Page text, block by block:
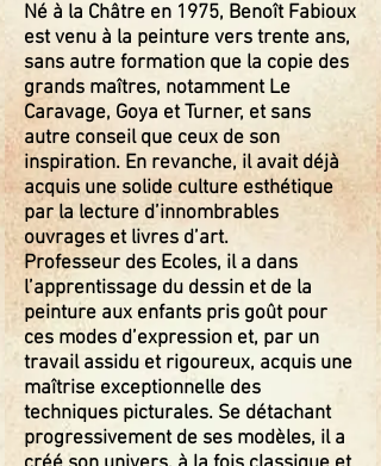
Né à la Châtre en 1975, Benoît Fabioux
est venu à la peinture vers trente ans,
sans autre formation que la copie des
grands maîtres, notamment Le
Caravage, Goya et Turner, et sans
autre conseil que ceux de son
inspiration. En revanche, il avait déjà
acquis une solide culture esthétique
par la lecture d’innombrables
ouvrages et livres d’art.
Professeur des Ecoles, il a dans
l’apprentissage du dessin et de la
peinture aux enfants pris goût pour
ces modes d’expression et, par un
travail assidu et rigoureux, acquis une
maîtrise exceptionnelle des
techniques picturales. Se détachant
progressivement de ses modèles, il a